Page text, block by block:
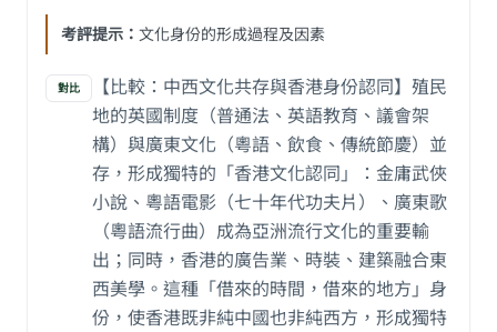
考評提示： 文化身份的形成過程及因素
對比
【比較：中西文化共存與香港身份認同】殖民
地的英國制度（普通法、英語教育、議會架
構）與廣東文化（粵語、飲食、傳統節慶）並
存，形成獨特的「香港文化認同」：金庸武俠
小說、粵語電影（七十年代功夫片）、廣東歌
（粵語流行曲）成為亞洲流行文化的重要輸
出；同時，香港的廣告業、時裝、建築融合東
西美學。這種「借來的時間，借來的地方」身
份，使香港既非純中國也非純西方，形成獨特